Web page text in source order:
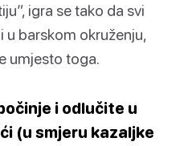
igra se tako da svi
u barskom okruženju,
umjesto toga.
i odlučite u
(u smjeru kazaljke